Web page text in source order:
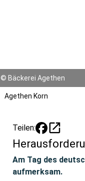
© Bäckerei Agethen
Agethen Korn
Teilen: open_in_new
Am Tag des
aufmerksam.